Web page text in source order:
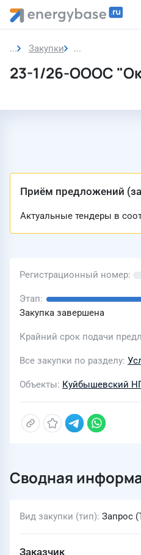
Закупки Закупка
23-1/26-ОООС
Приём предложений
Актуальные тендеры в
Регистрационный номер
Этап
Закупка завершена
Крайний срок подачи
Все закупки по разделу
Объекты Куйбышевский
Сводная
Вид закупки (тип) Запрос
Заказчик